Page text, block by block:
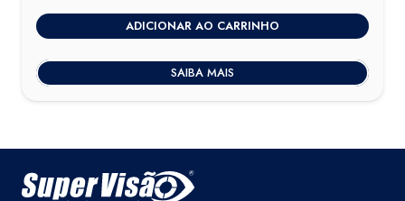
ADICIONAR AO CARRINHO
SAIBA MAIS